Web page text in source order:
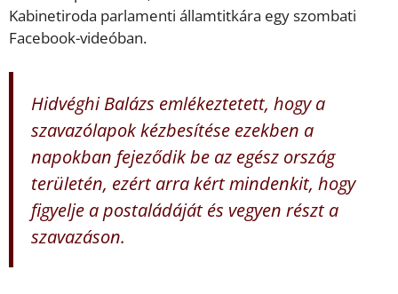
Kabinetiroda parlamenti államtitkára egy szombati
Facebook-videóban.
Hidvéghi Balázs emlékeztetett, hogy a
szavazólapok kézbesítése ezekben a
napokban fejeződik be az egész ország
területén, ezért arra kért mindenkit, hogy
figyelje a postaládáját és vegyen részt a
szavazáson.